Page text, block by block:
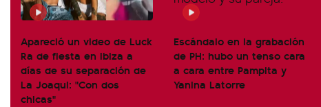
Apareció un video de Luck
Ra de fiesta en Ibiza a
días de su separación de
La Joaqui: "Con dos
chicas"
Escándalo en la grabación
de PH: hubo un tenso cara
a cara entre Pampita y
Yanina Latorre